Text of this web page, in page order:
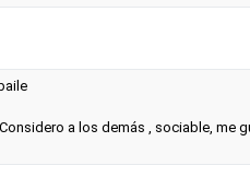
a los demás , sociable, me